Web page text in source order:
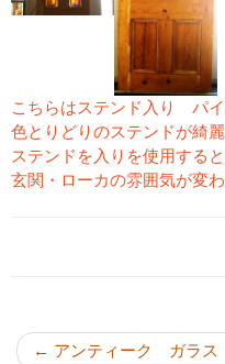
こちらはステンド入り パイ
色とりどりのステンドが綺麗
ステンドを入りを使用する
玄関・ローカの雰囲気が変わ
← アンティーク ガラ